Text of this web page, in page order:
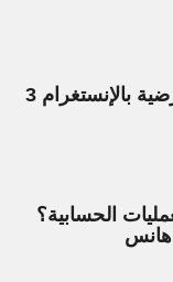
كيفية عمل صورة عرضية بالإنستغرام 3
الحسابية؟
هانس